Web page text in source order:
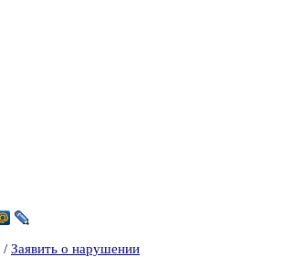
/ Заявить о нарушении